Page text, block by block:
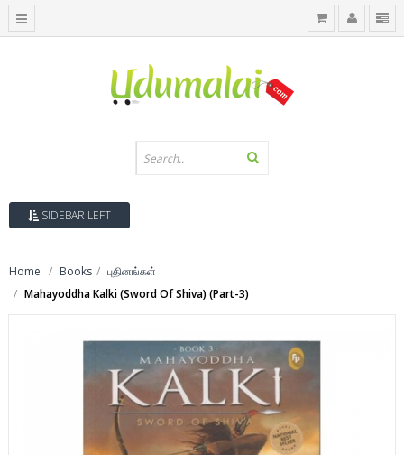
SIDEBAR LEFT
Home Books
புதினங்கள்
Mahayoddha Kalki (Sword Of Shiva) (Part-3)